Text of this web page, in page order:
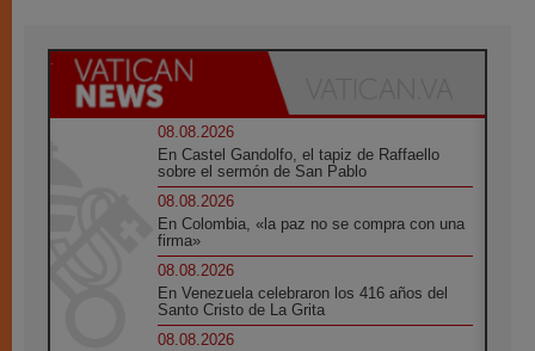
08.08.2026
En Castel Gandolfo, el tapiz de Raffaello
sobre el sermón de San Pablo
08.08.2026
En Colombia, «la paz no se compra con una
firma»
08.08.2026
En Venezuela celebraron los 416 años del
Santo Cristo de La Grita
08.08.2026